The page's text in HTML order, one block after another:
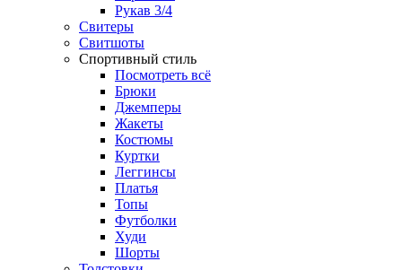
Рукав 3/4
Свитеры
Свитшоты
Спортивный стиль
Посмотреть всё
Брюки
Джемперы
Жакеты
Костюмы
Куртки
Леггинсы
Платья
Топы
Футболки
Худи
Шорты